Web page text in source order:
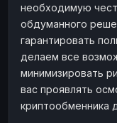
необходимую
обдуманного
гарантировать
делаем все
минимизировать
вас проявлять
криптообменника